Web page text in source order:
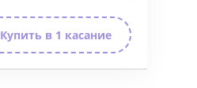
Купить в 1 касание